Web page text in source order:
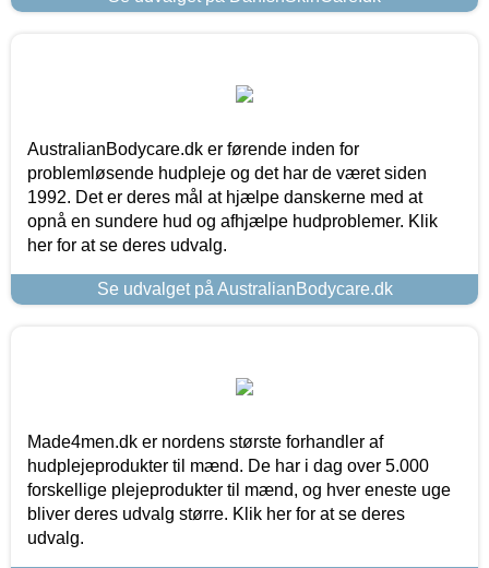
AustralianBodycare.dk er førende inden for
problemløsende hudpleje og det har de været siden
1992. Det er deres mål at hjælpe danskerne med at
opnå en sundere hud og afhjælpe hudproblemer. Klik
her for at se deres udvalg.
Se udvalget på AustralianBodycare.dk
Made4men.dk er nordens største forhandler af
hudplejeprodukter til mænd. De har i dag over 5.000
forskellige plejeprodukter til mænd, og hver eneste uge
bliver deres udvalg større. Klik her for at se deres
udvalg.